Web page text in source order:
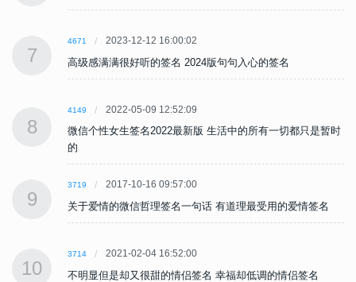
7
4671 2023-12-12 16:00:02
高级感满满很好听的签名 2024版句句入心的签名
8
4149 2022-05-09 12:52:09
微信个性女生签名2022最新版 生活中的所有一切都只是暂时
的
9
3719 2017-10-16 09:57:00
关于爱情的微信哲理签名一句话 有道理最受用的爱情签名
10
3714 2021-02-04 16:52:00
不明显但是却又很甜的情侣签名 幸福却低调的情侣签名